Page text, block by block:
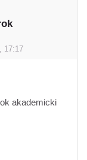
17:17
akademicki